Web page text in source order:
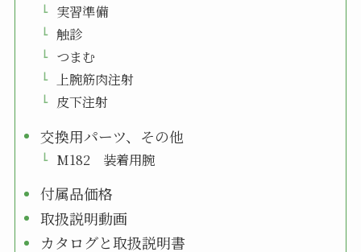
実習準備
触診
つまむ
上腕筋肉注射
皮下注射
交換用パーツ、その他
M182 装着用腕
付属品価格
取扱説明動画
カタログと取扱説明書